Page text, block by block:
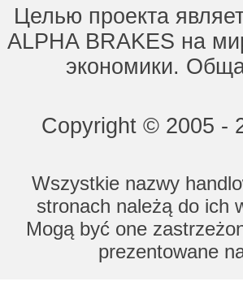
Целью проекта
ALPHA BRAKES на
экономики.
Copyright © 2005 -
Wszystkie nazwy
stronach należą do ich
Mogą być one
prezentowane